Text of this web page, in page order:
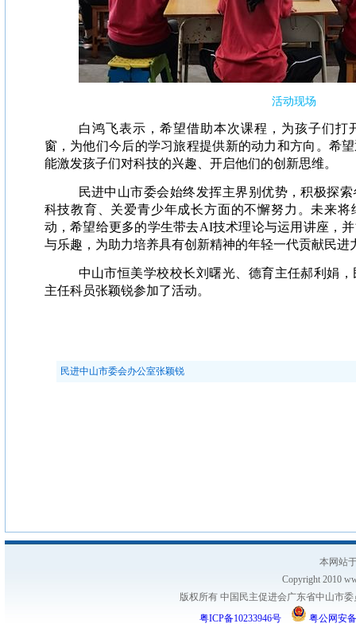
活动现场
白鸿飞表示，希望借助本次课程，为孩子们打
窗，为他们今后的学习旅程提供新的动力和方向。希
能激发孩子们对科技的兴趣、开启他们的创新思维。
民进中山市委会始终发挥主界别优势，积极探
科技教育、关爱青少年成长方面的不懈努力。未来将
动，希望给更多的学生带去AI技术理论与运用讲座，
与乐趣，为助力培养具有创新精神的年轻一代贡献民进
中山市恒美学校校长刘曙光、德育主任郝利娟
主任科员张颖锐参加了活动。
民进中山市委会办公室张颖锐
本网站
Copyright 2010
版权所有 中国民主促进会广东省中山市
粤ICP备10233946号
粤公网安